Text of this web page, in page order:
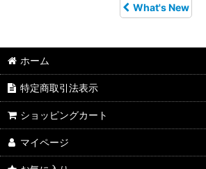
What's New
ホーム
特定商取引法表示
ショッピングカート
マイページ